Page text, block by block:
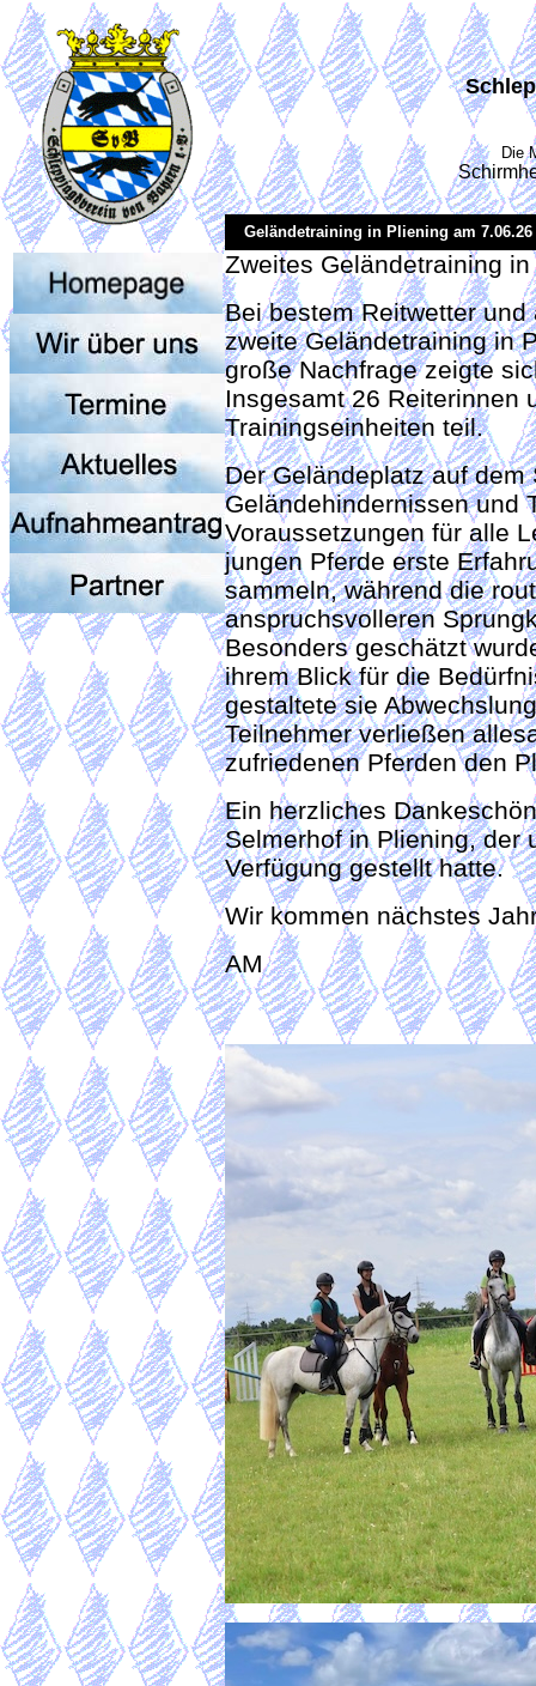
Die
Geländetraining in Pliening am 7.06.26
Zweites Geländetraining
Bei bestem Reitwetter
zweite Geländetraining in
große Nachfrage zeigte
Insgesamt 26 Reiterinnen
Trainingseinheiten teil.
Der Geländeplatz auf
Geländehindernissen und
Voraussetzungen für alle
jungen Pferde erste
sammeln, während die
anspruchsvolleren
Besonders geschätzt
ihrem Blick für die
gestaltete sie
Teilnehmer verließen
zufriedenen Pferden den
Ein herzliches
Selmerhof in Pliening, der
Verfügung gestellt hatte.
Wir kommen nächstes
AM